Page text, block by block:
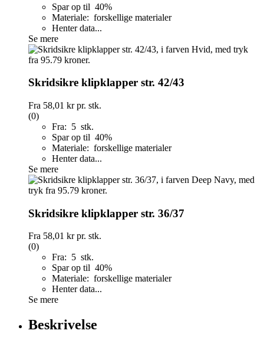
Spar op til 40%
Materiale: forskellige materialer
Henter data...
Se mere
Skridsikre klipklapper str. 42/43
Fra 58,01 krpr. stk.
(0)
Fra: 5 stk.
Spar op til 40%
Materiale: forskellige materialer
Henter data...
Se mere
Skridsikre klipklapper str. 36/37
Fra 58,01 krpr. stk.
(0)
Fra: 5 stk.
Spar op til 40%
Materiale: forskellige materialer
Henter data...
Se mere
Beskrivelse